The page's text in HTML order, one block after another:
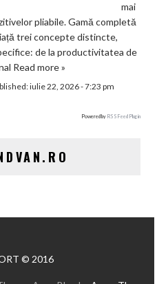
mai
pliabile. Gamă completă
trei concepte distincte,
de la productivitatea de
Read more »
iulie 22, 2026 - 7:23 pm
Powered by RSS Feed Plugin
© 2016